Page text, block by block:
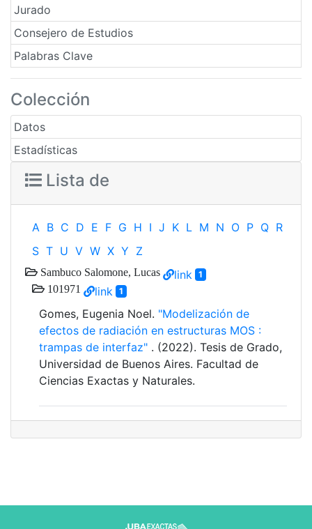
Jurado
Consejero de Estudios
Palabras Clave
Colección
Datos
Estadísticas
Lista de
A B C D E F G H I J K L M N O P Q R
S T U V W X Y Z
Sambuco Salomone, Lucas link 1
101971 link 1
Gomes, Eugenia Noel. "Modelización de
efectos de radiación en estructuras MOS :
trampas de interfaz" . (2022). Tesis de Grado,
Universidad de Buenos Aires. Facultad de
Ciencias Exactas y Naturales.